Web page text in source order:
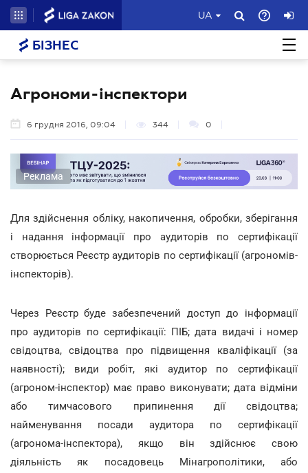
UA
БІЗНЕС
Агрономи-інспектори
6 грудня 2016, 09:04 344 0
Реклама
Для здійснення обліку, накопичення, обробки, зберігання
і надання інформації про аудиторів по сертифікації
створюється Реєстр аудиторів по сертифікації (агрономів-
інспекторів).
Через Реєстр буде забезпечений доступ до інформації
про аудиторів по сертифікації: ПІБ; дата видачі і номер
свідоцтва, свідоцтва про підвищення кваліфікації (за
наявності); види робіт, які аудитор по сертифікації
(агроном-інспектор) має право виконувати; дата відміни
або тимчасового припинення дії свідоцтва;
найменування посади аудитора по сертифікації
(агронома-інспектора), якщо він здійснює свою
діяльність як посадовець Мінагрополітики, або